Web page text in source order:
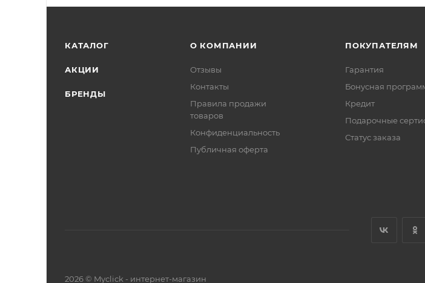
КАТАЛОГ
АКЦИИ
БРЕНДЫ
О КОМПАНИИ
Отзывы
Контакты
Правила продажи
товаров
Конфиденциальность
Публичная оферта
ПОКУПАТЕЛЯМ
Гарантия
Бонусная
Кредит
Подарочные
Статус заказа
2026 © Myclick - интернет-магазин